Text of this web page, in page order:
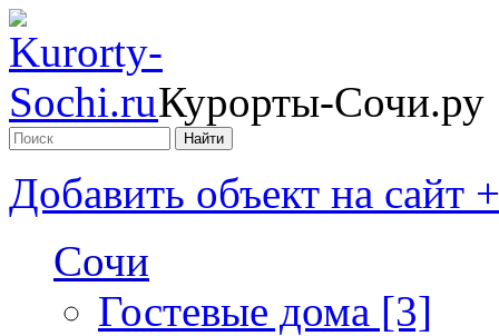
Курорты-Сочи.ру
Добавить объект на сайт +
Сочи
Гостевые дома [3]